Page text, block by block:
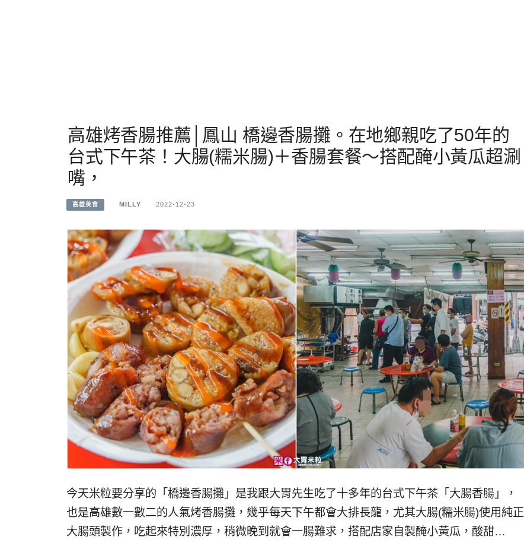
高雄烤香腸推薦│鳳山 橋邊香腸攤。在地鄉親吃了50年的
台式下午茶！大腸(糯米腸)＋香腸套餐～搭配醃小黃瓜超涮
嘴，
高雄美食 MILLY 2022-12-23
今天米粒要分享的「橋邊香腸攤」是我跟大胃先生吃了十多年的台式下午茶「大腸香腸」，
也是高雄數一數二的人氣烤香腸攤，幾乎每天下午都會大排長龍，尤其大腸(糯米腸)使用純正
大腸頭製作，吃起來特別濃厚，稍微晚到就會一腸難求，搭配店家自製醃小黃瓜，酸甜…